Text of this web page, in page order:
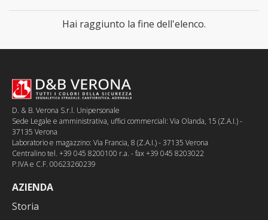
Hai raggiunto la fine dell'elenco.
D. & B. Verona S.r.l. Unipersonale
Sede Legale e amministrativa, uffici commerciali: Via Olanda, 15 (Z.A.I.) -
37135 Verona
Laboratorio e magazzino: Via Francia, 8 (Z.A.I.) - 37135 Verona
Centralino tel. +39 045 8200100 r.a. - fax +39 045 8203022
P.IVA e C.F. 00623260239
AZIENDA
Storia